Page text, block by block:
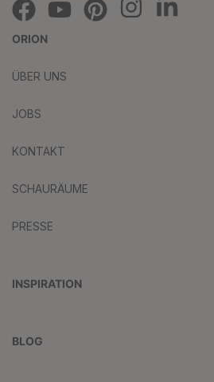
ORION
ÜBER UNS
JOBS
KONTAKT
SCHAURÄUME
PRESSE
INSPIRATION
BLOG